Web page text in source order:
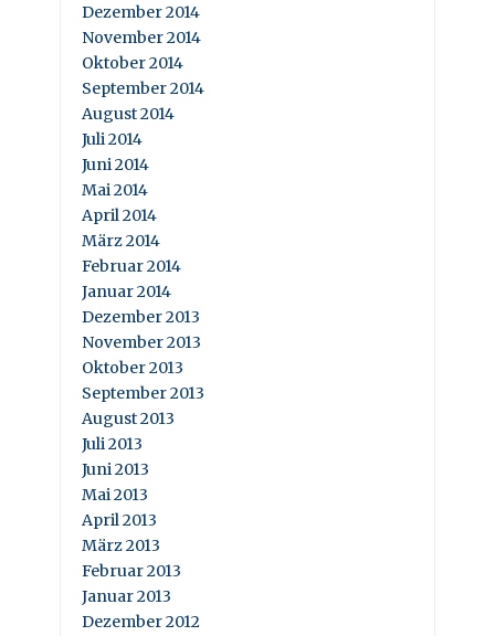
Dezember 2014
November 2014
Oktober 2014
September 2014
August 2014
Juli 2014
Juni 2014
Mai 2014
April 2014
März 2014
Februar 2014
Januar 2014
Dezember 2013
November 2013
Oktober 2013
September 2013
August 2013
Juli 2013
Juni 2013
Mai 2013
April 2013
März 2013
Februar 2013
Januar 2013
Dezember 2012